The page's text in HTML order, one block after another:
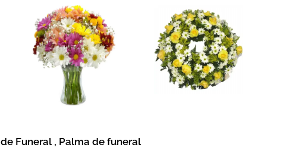
Funeral , Palma de funeral